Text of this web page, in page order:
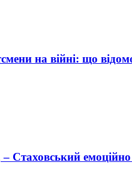
на війні: що
Стаховський